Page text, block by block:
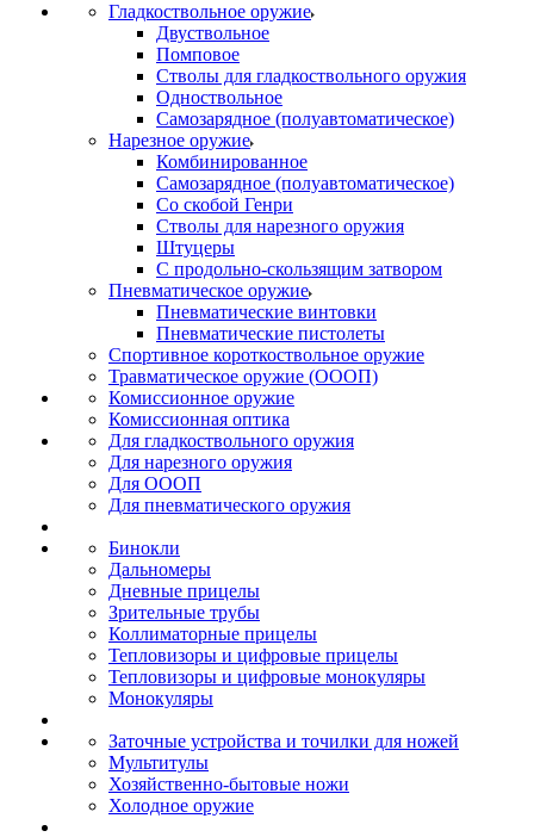
Гладкоствольное оружие
Двуствольное
Помповое
Стволы для гладкоствольного оружия
Одноствольное
Самозарядное (полуавтоматическое)
Нарезное оружие
Комбинированное
Самозарядное (полуавтоматическое)
Со скобой Генри
Стволы для нарезного оружия
Штуцеры
С продольно-скользящим затвором
Пневматическое оружие
Пневматические винтовки
Пневматические пистолеты
Спортивное короткоствольное оружие
Травматическое оружие (ОООП)
Комиссионное оружие
Комиссионная оптика
Для гладкоствольного оружия
Для нарезного оружия
Для ОООП
Для пневматического оружия
Бинокли
Дальномеры
Дневные прицелы
Зрительные трубы
Коллиматорные прицелы
Тепловизоры и цифровые прицелы
Тепловизоры и цифровые монокуляры
Монокуляры
Заточные устройства и точилки для ножей
Мультитулы
Хозяйственно-бытовые ножи
Холодное оружие